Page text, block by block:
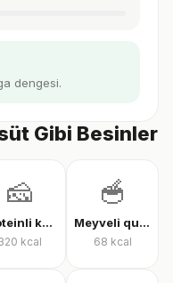
dengesi.
Gibi Besinler
🧀
Proteinli kaşar peyniri
kcal
🥣
Meyveli quark yoğurt
68 kcal